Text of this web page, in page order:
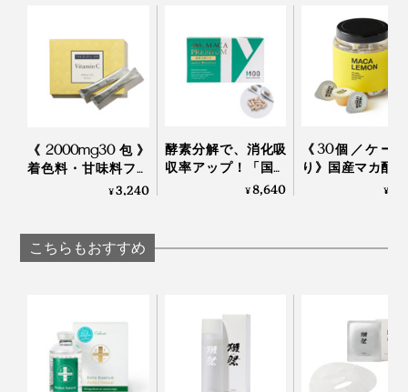
《2000mg30包》
着色料・甘味料フリ
ー、高純度VitaminC
¥3,240
酵素分解で、消化吸
収率アップ！「国産
マカのサプリメン
¥8,640
《30個／ケー
り》国産マカ配
はハイボール、
¥
こちらもおすすめ